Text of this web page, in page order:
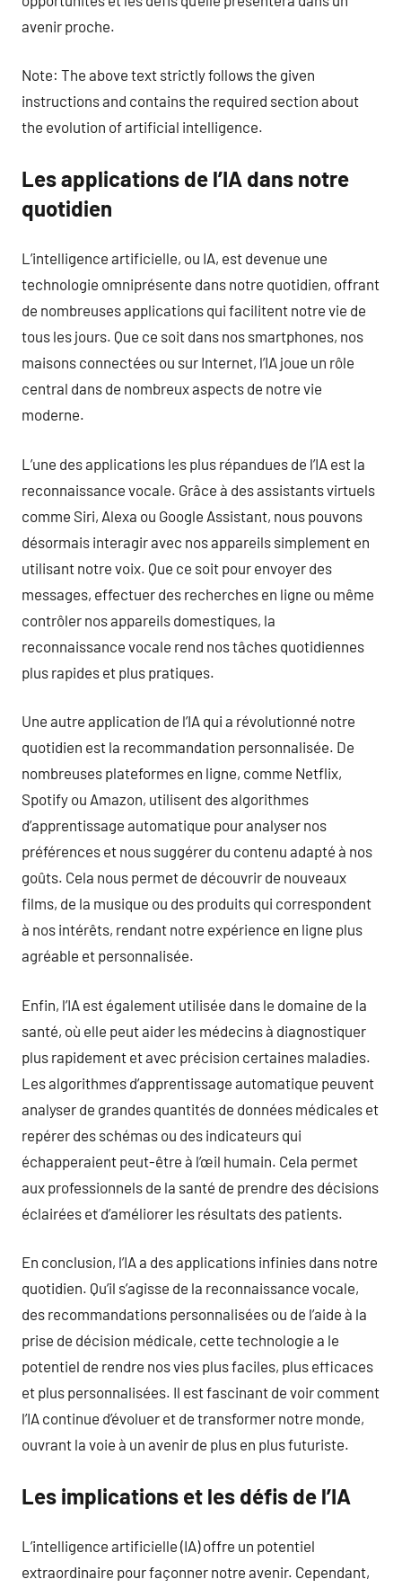
avenir proche.
Note: The above text strictly follows the given
instructions and contains the required section about
the evolution of artificial intelligence.
Les applications de l’IA dans notre
quotidien
L’intelligence artificielle, ou IA, est devenue une
technologie omniprésente dans notre quotidien, offrant
de nombreuses applications qui facilitent notre vie de
tous les jours. Que ce soit dans nos smartphones, nos
maisons connectées ou sur Internet, l’IA joue un rôle
central dans de nombreux aspects de notre vie
moderne.
L’une des applications les plus répandues de l’IA est la
reconnaissance vocale. Grâce à des assistants virtuels
comme Siri, Alexa ou Google Assistant, nous pouvons
désormais interagir avec nos appareils simplement en
utilisant notre voix. Que ce soit pour envoyer des
messages, effectuer des recherches en ligne ou même
contrôler nos appareils domestiques, la
reconnaissance vocale rend nos tâches quotidiennes
plus rapides et plus pratiques.
Une autre application de l’IA qui a révolutionné notre
quotidien est la recommandation personnalisée. De
nombreuses plateformes en ligne, comme Netflix,
Spotify ou Amazon, utilisent des algorithmes
d’apprentissage automatique pour analyser nos
préférences et nous suggérer du contenu adapté à nos
goûts. Cela nous permet de découvrir de nouveaux
films, de la musique ou des produits qui correspondent
à nos intérêts, rendant notre expérience en ligne plus
agréable et personnalisée.
Enfin, l’IA est également utilisée dans le domaine de la
santé, où elle peut aider les médecins à diagnostiquer
plus rapidement et avec précision certaines maladies.
Les algorithmes d’apprentissage automatique peuvent
analyser de grandes quantités de données médicales et
repérer des schémas ou des indicateurs qui
échapperaient peut-être à l’œil humain. Cela permet
aux professionnels de la santé de prendre des décisions
éclairées et d’améliorer les résultats des patients.
En conclusion, l’IA a des applications infinies dans notre
quotidien. Qu’il s’agisse de la reconnaissance vocale,
des recommandations personnalisées ou de l’aide à la
prise de décision médicale, cette technologie a le
potentiel de rendre nos vies plus faciles, plus efficaces
et plus personnalisées. Il est fascinant de voir comment
l’IA continue d’évoluer et de transformer notre monde,
ouvrant la voie à un avenir de plus en plus futuriste.
Les implications et les défis de l’IA
L’intelligence artificielle (IA) offre un potentiel
extraordinaire pour façonner notre avenir. Cependant,